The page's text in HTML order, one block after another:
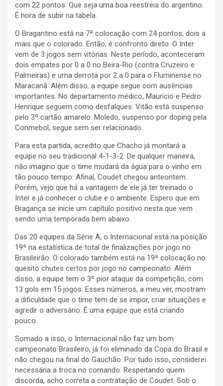
com 22 pontos. Que seja uma boa reestreia do argentino.
É hora de subir na tabela.
O Bragantino está na 7ª colocação com 24 pontos, dois a
mais que o colorado. Então, é confronto direto. O Inter
vem de 3 jogos sem vitórias. Neste período, aconteceram
dois empates por 0 a 0 no Beira-Rio (contra Cruzeiro e
Palmeiras) e uma derrota por 2 a 0 para o Fluminense no
Maracanã. Além disso, a equipe segue com ausências
importantes. No departamento médico, Mauricio e Pedro
Henrique seguem como desfalques. Vitão está suspenso
pelo 3º cartão amarelo. Moledo, suspenso por doping pela
Conmebol, segue sem ser relacionado.
Para esta partida, acredito que Chacho já montará a
equipe no seu tradicional 4-1-3-2. De qualquer maneira,
não imagino que o time mudará da água para o vinho em
tão pouco tempo. Afinal, Coudet chegou anteontem.
Porém, vejo que há a vantagem de ele já ter treinado o
Inter e já conhecer o clube e o ambiente. Espero que em
Bragança se inicie um capítulo positivo nesta que vem
sendo uma temporada bem abaixo.
Das 20 equipes da Série A, o Internacional está na posição
19ª na estatística de total de finalizações por jogo no
Brasileirão. O colorado também está na 19ª colocação no
quesito chutes certos por jogo no campeonato. Além
disso, a equipe tem o 3º pior ataque da competição, com
13 gols em 15 jogos. Esses números, a meu ver, mostram
a dificuldade que o time tem de se impor, criar situações e
agredir o adversário. É uma equipe que está criando
pouco.
Somado a isso, o Internacional não faz um bom
campeonato Brasileiro, já foi eliminado da Copa do Brasil e
não chegou na final do Gauchão. Por tudo isso, considerei
necessária a troca no comando. Respeitando quem
discorda, acho correta a contratação de Coudet. Sob o